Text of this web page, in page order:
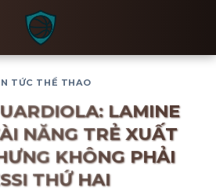
TỨC THỂ THAO
LAMINE
NĂNG TRẺ XUẤT
KHÔNG PHẢI
THỨ HAI